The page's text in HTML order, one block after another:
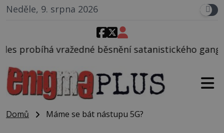
Neděle, 9. srpna 2026
satanistického gangu vedeného
Domů Máme se bát nástupu 5G?